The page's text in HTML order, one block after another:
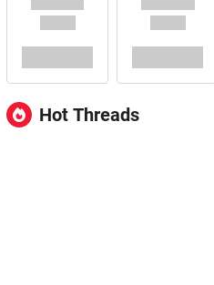
Hot Threads